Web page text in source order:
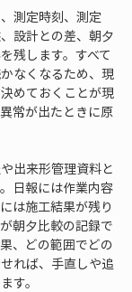
測定時刻、測定
設計との差、朝夕
残します。すべて
なくなるため、現
めておくことが現
常が出たときに原
出来形管理資料と
日報には作業内容
は施工結果が残り
朝夕比較の記録で
、どの範囲でどの
れば、手直しや追
す。